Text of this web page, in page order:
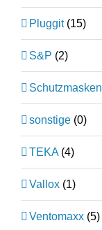
Pluggit (15)
S&P (2)
Schutzmasken
sonstige (0)
TEKA (4)
Vallox (1)
Ventomaxx (5)